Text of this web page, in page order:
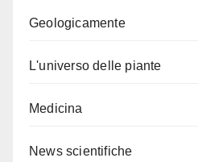
Geologicamente
L'universo delle piante
Medicina
News scientifiche